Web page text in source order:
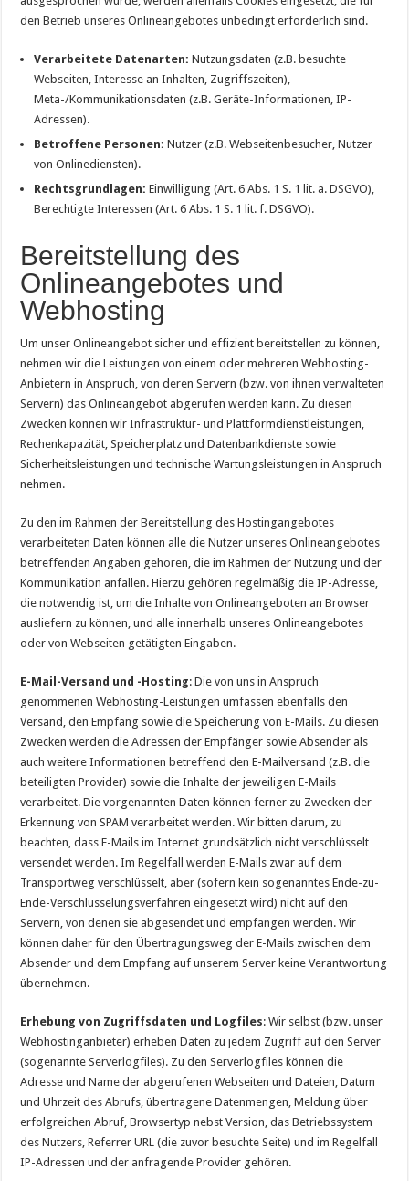
den Betrieb unseres Onlineangebotes unbedingt erforderlich sind.
Verarbeitete Datenarten: Nutzungsdaten (z.B. besuchte
Webseiten, Interesse an Inhalten, Zugriffszeiten),
Meta-/Kommunikationsdaten (z.B. Geräte-Informationen, IP-
Adressen).
Betroffene Personen: Nutzer (z.B. Webseitenbesucher, Nutzer
von Onlinediensten).
Rechtsgrundlagen: Einwilligung (Art. 6 Abs. 1 S. 1 lit. a. DSGVO),
Berechtigte Interessen (Art. 6 Abs. 1 S. 1 lit. f. DSGVO).
Bereitstellung des
Onlineangebotes und
Webhosting
Um unser Onlineangebot sicher und effizient bereitstellen zu können,
nehmen wir die Leistungen von einem oder mehreren Webhosting-
Anbietern in Anspruch, von deren Servern (bzw. von ihnen verwalteten
Servern) das Onlineangebot abgerufen werden kann. Zu diesen
Zwecken können wir Infrastruktur- und Plattformdienstleistungen,
Rechenkapazität, Speicherplatz und Datenbankdienste sowie
Sicherheitsleistungen und technische Wartungsleistungen in Anspruch
nehmen.
Zu den im Rahmen der Bereitstellung des Hostingangebotes
verarbeiteten Daten können alle die Nutzer unseres Onlineangebotes
betreffenden Angaben gehören, die im Rahmen der Nutzung und der
Kommunikation anfallen. Hierzu gehören regelmäßig die IP-Adresse,
die notwendig ist, um die Inhalte von Onlineangeboten an Browser
ausliefern zu können, und alle innerhalb unseres Onlineangebotes
oder von Webseiten getätigten Eingaben.
E-Mail-Versand und -Hosting: Die von uns in Anspruch
genommenen Webhosting-Leistungen umfassen ebenfalls den
Versand, den Empfang sowie die Speicherung von E-Mails. Zu diesen
Zwecken werden die Adressen der Empfänger sowie Absender als
auch weitere Informationen betreffend den E-Mailversand (z.B. die
beteiligten Provider) sowie die Inhalte der jeweiligen E-Mails
verarbeitet. Die vorgenannten Daten können ferner zu Zwecken der
Erkennung von SPAM verarbeitet werden. Wir bitten darum, zu
beachten, dass E-Mails im Internet grundsätzlich nicht verschlüsselt
versendet werden. Im Regelfall werden E-Mails zwar auf dem
Transportweg verschlüsselt, aber (sofern kein sogenanntes Ende-zu-
Ende-Verschlüsselungsverfahren eingesetzt wird) nicht auf den
Servern, von denen sie abgesendet und empfangen werden. Wir
können daher für den Übertragungsweg der E-Mails zwischen dem
Absender und dem Empfang auf unserem Server keine Verantwortung
übernehmen.
Erhebung von Zugriffsdaten und Logfiles: Wir selbst (bzw. unser
Webhostinganbieter) erheben Daten zu jedem Zugriff auf den Server
(sogenannte Serverlogfiles). Zu den Serverlogfiles können die
Adresse und Name der abgerufenen Webseiten und Dateien, Datum
und Uhrzeit des Abrufs, übertragene Datenmengen, Meldung über
erfolgreichen Abruf, Browsertyp nebst Version, das Betriebssystem
des Nutzers, Referrer URL (die zuvor besuchte Seite) und im Regelfall
IP-Adressen und der anfragende Provider gehören.